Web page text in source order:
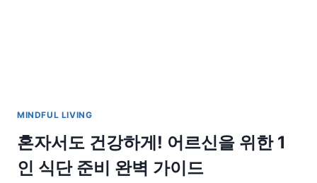
MINDFUL LIVING
혼자서도 건강하게! 어르신을 위한 1
인 식단 준비 완벽 가이드